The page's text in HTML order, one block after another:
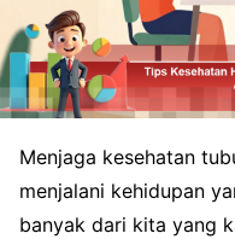
Menjaga kesehatan
menjalani kehidupan
banyak dari kita yang